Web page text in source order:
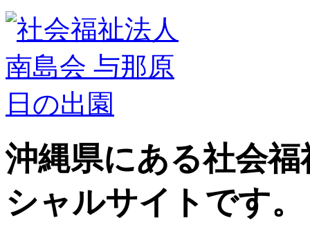
沖縄県にある社会
シャルサイトです。